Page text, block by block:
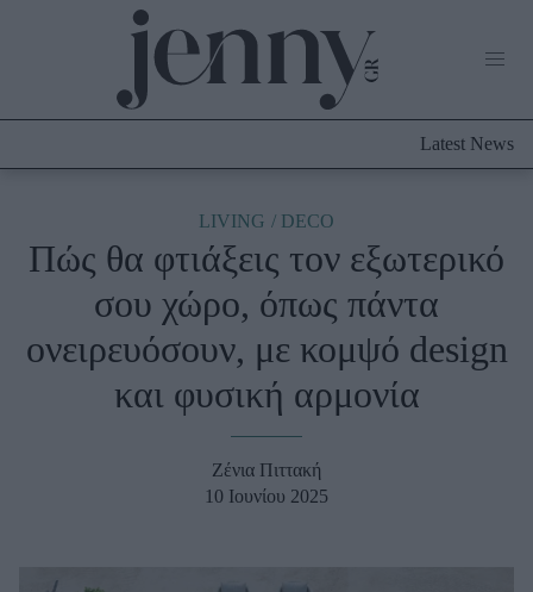
Culture
Fashion
Styling Tips
Fashion News
Beauty News
Latest News
LIVING DECO
Πώς θα φτιάξεις τον εξωτερικό
σου χώρο, όπως πάντα
ονειρευόσουν, με κομψό design
και φυσική αρμονία
Ζένια Πιττακή
10 Ιουνίου 2025